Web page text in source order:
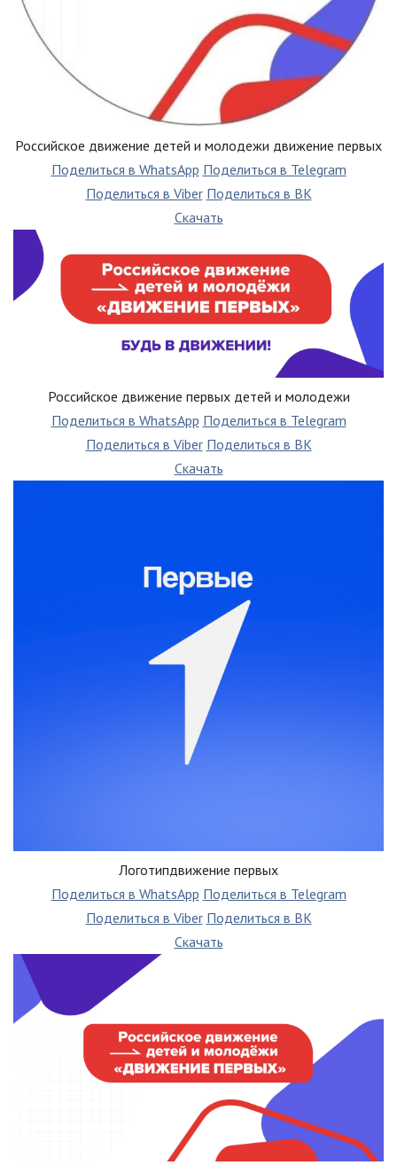
Российское движение детей и молодежи движение первых
Поделиться в WhatsApp Поделиться в Telegram
Поделиться в Viber Поделиться в ВК
Скачать
Российское движение первых детей и молодежи
Поделиться в WhatsApp Поделиться в Telegram
Поделиться в Viber Поделиться в ВК
Скачать
Логотипдвижение первых
Поделиться в WhatsApp Поделиться в Telegram
Поделиться в Viber Поделиться в ВК
Скачать